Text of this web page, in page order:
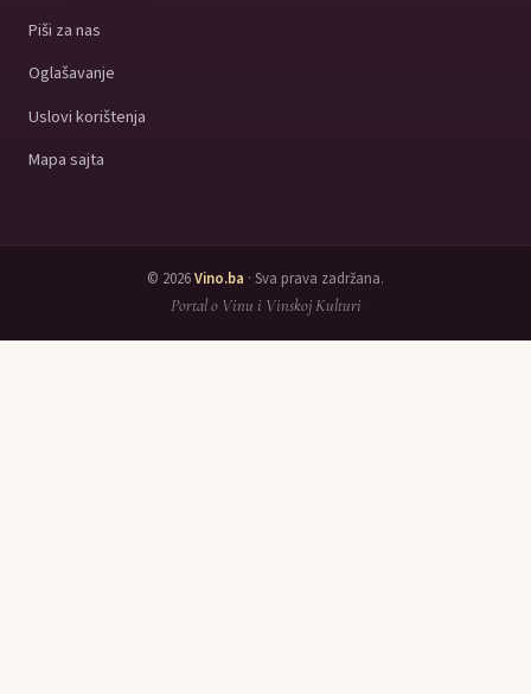
Piši za nas
Oglašavanje
Uslovi korištenja
Mapa sajta
© 2026Vino.ba · Sva prava zadržana.
Portal o Vinu i Vinskoj Kulturi